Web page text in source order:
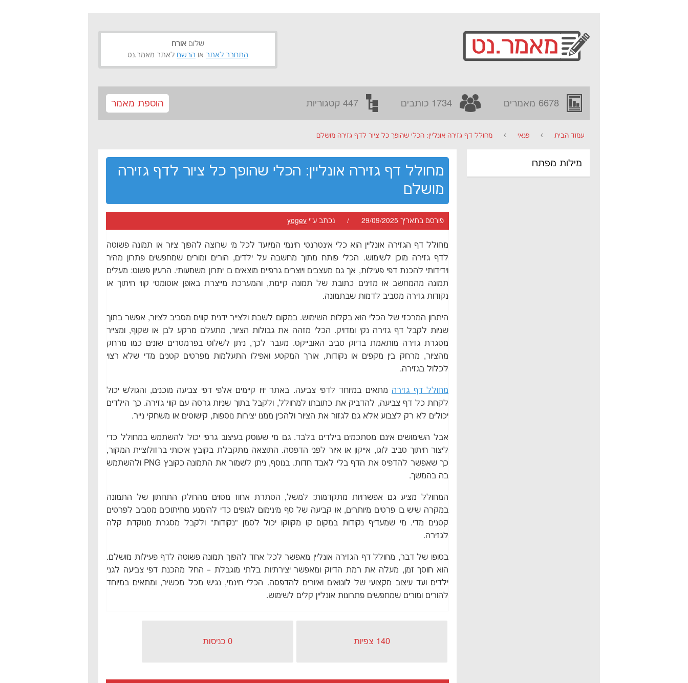
שלום אורח
התחבר לאתר או הרשם לאתר מאמר.נט
6678 מאמרים 1734 כותבים 447 קטגוריות הוספת מאמר
עמוד הבית › פנאי › מחולל דף גזירה אונליין: הכלי שהופך כל ציור לדף גזירה מושלם
מילות מפתח
מחולל דף גזירה אונליין: הכלי שהופך כל ציור לדף גזירה
מושלם
פורסם בתאריך 29/09/2025 / נכתב ע"י yogev
מחולל דף הגזירה אונליין הוא כלי אינטרנטי חינמי המיועד לכל מי שרוצה להפוך ציור או תמונה פשוטה
לדף גזירה מוכן לשימוש. הכלי פותח מתוך מחשבה על ילדים, הורים ומורים שמחפשים פתרון מהיר
וידידותי להכנת דפי פעילות, אך גם מעצבים ויוצרים גרפיים מוצאים בו יתרון משמעותי. הרעיון פשוט: מעלים
תמונה מהמחשב או מזינים כתובת של תמונה קיימת, והמערכת מייצרת באופן אוטומטי קווי חיתוך או
נקודות גזירה מסביב לדמות שבתמונה.
היתרון המרכזי של הכלי הוא בקלות השימוש. במקום לשבת ולצייר ידנית קווים מסביב לציור, אפשר בתוך
שניות לקבל דף גזירה נקי ומדויק. הכלי מזהה את גבולות הציור, מתעלם מרקע לבן או שקוף, ומצייר
מסגרת גזירה מותאמת בדיוק סביב האובייקט. מעבר לכך, ניתן לשלוט בפרמטרים שונים כמו מרחק
מהציור, מרחק בין מקפים או נקודות, אורך המקטע ואפילו התעלמות מפרטים קטנים מדי שלא רצוי
לכלול בגזירה.
מחולל דף גזירה מתאים במיוחד לדפי צביעה. באתר יויו קיימים אלפי דפי צביעה מוכנים, והגולש יכול
לקחת כל דף צביעה, להדביק את כתובתו למחולל, ולקבל בתוך שניות גרסה עם קווי גזירה. כך הילדים
יכולים לא רק לצבוע אלא גם לגזור את הציור ולהכין ממנו יצירות נוספות, קישוטים או משחקי נייר.
אבל השימושים אינם מסתכמים בילדים בלבד. גם מי שעוסק בעיצוב גרפי יכול להשתמש במחולל כדי
ליצור חיתוך סביב לוגו, אייקון או איור לפני הדפסה. התוצאה מתקבלת בקובץ איכותי ברזולוציית המקור,
כך שאפשר להדפיס את הדף בלי לאבד חדות. בנוסף, ניתן לשמור את התמונה כקובץ PNG ולהשתמש
בה בהמשך.
המחולל מציע גם אפשרויות מתקדמות: למשל, הסתרת אחוז מסוים מהחלק התחתון של התמונה
במקרה שיש בו פרטים מיותרים, או קביעה של סף מינימום לגופים כדי להימנע מחיתוכים מסביב לפרטים
קטנים מדי. מי שמעדיף נקודות במקום קו מקווקו יכול לסמן "נקודות" ולקבל מסגרת מנוקדת קלה
לגזירה.
בסופו של דבר, מחולל דף הגזירה אונליין מאפשר לכל אחד להפוך תמונה פשוטה לדף פעילות מושלם.
הוא חוסך זמן, מעלה את רמת הדיוק ומאפשר יצירתיות בלתי מוגבלת – החל מהכנת דפי צביעה לגני
ילדים ועד עיצוב מקצועי של לוגואים ואיורים להדפסה. הכלי חינמי, נגיש מכל מכשיר, ומתאים במיוחד
להורים ומורים שמחפשים פתרונות אונליין קלים לשימוש.
140 צפיות 0 כניסות